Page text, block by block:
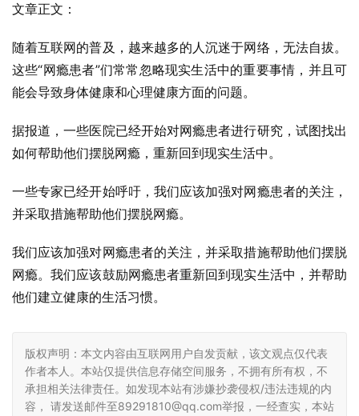
文章正文：
随着互联网的普及，越来越多的人沉迷于网络，无法自拔。
这些“网瘾患者”们常常忽略现实生活中的重要事情，并且可
能会导致身体健康和心理健康方面的问题。
据报道，一些医院已经开始对网瘾患者进行研究，试图找出
如何帮助他们摆脱网瘾，重新回到现实生活中。
一些专家已经开始呼吁，我们应该加强对网瘾患者的关注，
并采取措施帮助他们摆脱网瘾。
我们应该加强对网瘾患者的关注，并采取措施帮助他们摆脱
网瘾。我们应该鼓励网瘾患者重新回到现实生活中，并帮助
他们建立健康的生活习惯。
版权声明：本文内容由互联网用户自发贡献，该文观点仅代表
作者本人。本站仅提供信息存储空间服务，不拥有所有权，不
承担相关法律责任。如发现本站有涉嫌抄袭侵权/违法违规的内
容， 请发送邮件至89291810@qq.com举报，一经查实，本站